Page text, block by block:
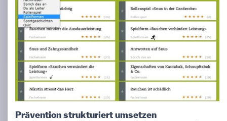
Prävention strukturiert umsetzen